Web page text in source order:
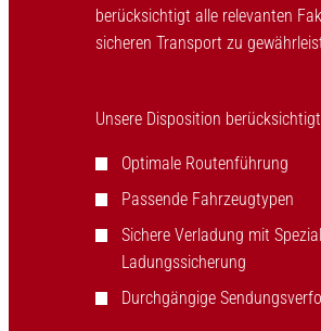
berücksichtigt alle relevanten
sicheren Transport zu
Unsere Disposition
Optimale Routenführung
Passende Fahrzeugtypen
Sichere Verladung mit
Ladungssicherung
Durchgängige